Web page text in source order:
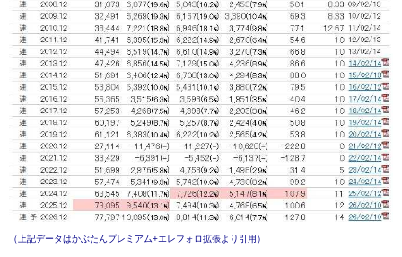
（上記データはかぶたんプレミアム+エレフォロ拡張より引用）